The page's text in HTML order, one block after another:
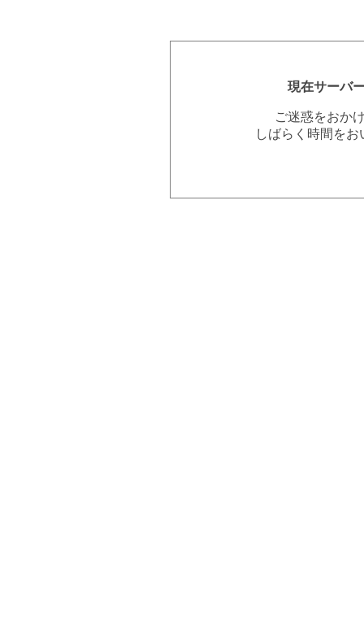
現在サーバ
ご迷惑をおか
しばらく時間を